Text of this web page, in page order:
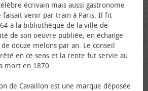
écrivain mais aussi gastronome
faisait venir par train à Paris. Il fit
à la bibliothèque de la ville de
de son œuvre publiée, en échange
douze melons par an. Le conseil
en ce sens et la rente fut servie au
mort en 1870.
de Cavaillon est une marque déposée